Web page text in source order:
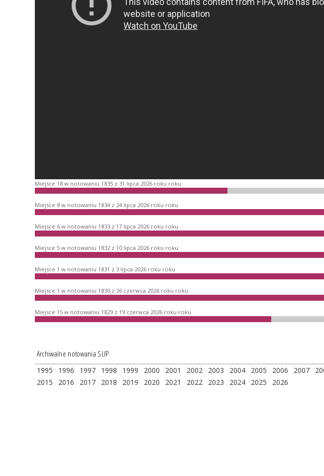
Miejsce 18 w notowaniu 1835 z 31 lipca 2026 roku roku
Miejsce 8 w notowaniu 1834 z 24 lipca 2026 roku roku
Miejsce 6 w notowaniu 1833 z 17 lipca 2026 roku roku
Miejsce 5 w notowaniu 1832 z 10 lipca 2026 roku roku
Miejsce 1 w notowaniu 1831 z 3 lipca 2026 roku roku
Miejsce 1 w notowaniu 1830 z 26 czerwca 2026 roku roku
Miejsce 15 w notowaniu 1829 z 19 czerwca 2026 roku roku
Archiwalne notowania SLIP
1995 1996 1997 1998 1999 2000 2001 2002 2003 2004 2005 2006 2007
2015
2016 2017 2018 2019 2020 2021 2022 2023 2024 2025 2026